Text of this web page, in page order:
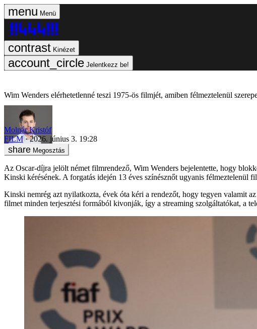
Menü
Kinézet
Jelentkezz be!
Wim Wenders elérhetetlenné teszi 1975-ös filmjét, amiben félmeztelenül
Molnár Kristóf
FILM
2026. június 3. 19:28
Megosztás
Az Oscar-díjra jelölt német filmrendező, Wim Wenders bejelentette, hogy
Kinski kérésének. A forgatás idején 13 éves színésznőt ugyanis félmeztelenül
Kinski nemrég azt nyilatkozta, évek óta kéri a rendezőt, hogy tegyen valamit
filmet minden terjesztési formából kivonják, így a streaming szolgáltatókat, a